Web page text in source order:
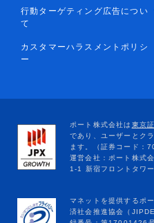
行動ターゲティング広告につい
て
カスタマーハラスメントポリシ
ー